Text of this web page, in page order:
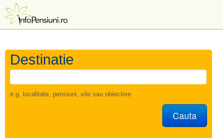
Destinatie
e.g. localitate, pensiuni, vile sau obiective
Cauta